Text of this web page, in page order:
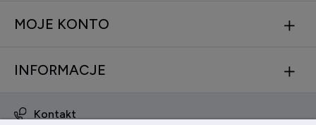
MOJE KONTO
INFORMACJE
Kontakt